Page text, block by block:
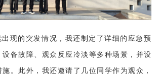
出现的突发情况，我还制定了详细的应急预
备故障、观众反应冷淡等多种场景，并设
。此外，我还邀请了几位同学作为观众，